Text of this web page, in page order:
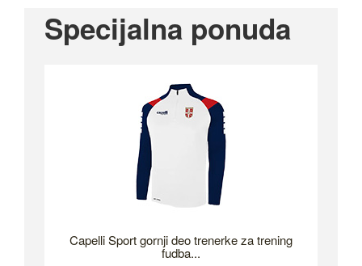
Specijalna ponuda
Capelli Sport gornji deo trenerke za trening
fudba...